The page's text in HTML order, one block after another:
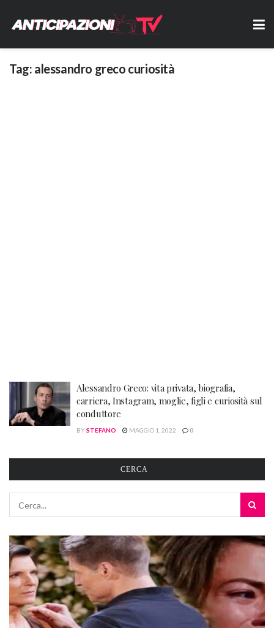
Tag: alessandro greco curiosità
Alessandro Greco: vita privata, biografia,
carriera, Instagram, moglie, figli e curiosità sul
conduttore
BYSTEFANO MAGGIO 1, 2022 0
CERCA